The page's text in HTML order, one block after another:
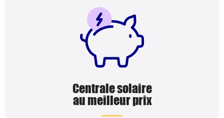
Centrale solaire
au meilleur prix